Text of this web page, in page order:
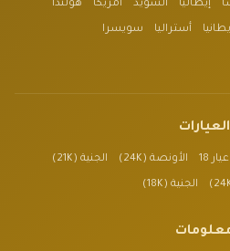
إيطاليا السويد أمريكا هولندا
أستراليا سويسرا
العيارات
عيار 18 الأونصة (24K) الجنية (21K)
الجنية (18K)